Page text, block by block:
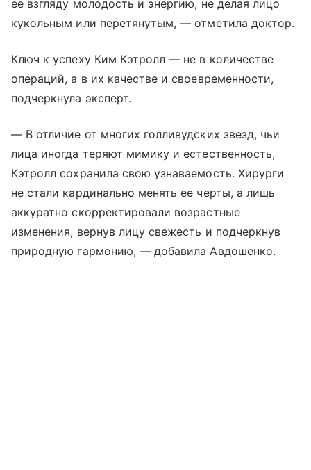
ее взгляду молодость и энергию, не делая лицо
кукольным или перетянутым, — отметила доктор.
Ключ к успеху Ким Кэтролл — не в количестве
операций, а в их качестве и своевременности,
подчеркнула эксперт.
— В отличие от многих голливудских звезд, чьи
лица иногда теряют мимику и естественность,
Кэтролл сохранила свою узнаваемость. Хирурги
не стали кардинально менять ее черты, а лишь
аккуратно скорректировали возрастные
изменения, вернув лицу свежесть и подчеркнув
природную гармонию, — добавила Авдошенко.